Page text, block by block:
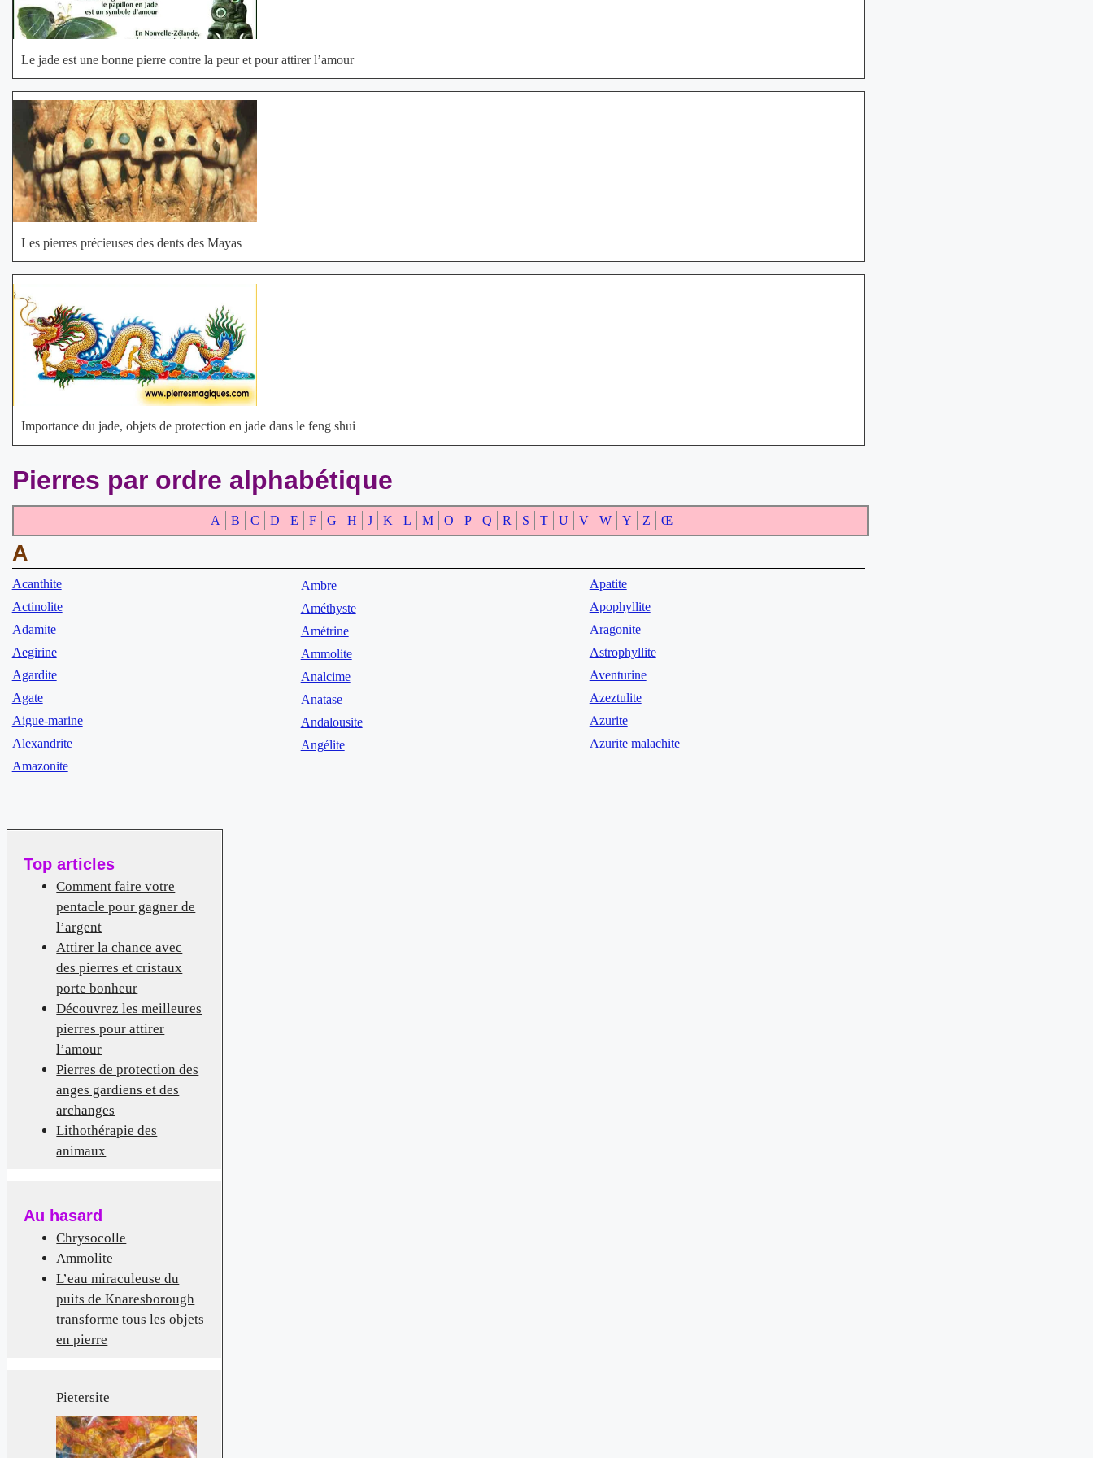
Le jade est une bonne pierre contre la peur et pour attirer l’amour
Les pierres précieuses des dents des Mayas
Importance du jade, objets de protection en jade dans le feng shui
Pierres par ordre alphabétique
A B C D E F G H J K L M O P Q R S T U V W Y Z Œ
A
Acanthite
Actinolite
Adamite
Aegirine
Agardite
Agate
Aigue-marine
Alexandrite
Amazonite
Ambre
Améthyste
Amétrine
Ammolite
Analcime
Anatase
Andalousite
Angélite
Apatite
Apophyllite
Aragonite
Astrophyllite
Aventurine
Azeztulite
Azurite
Azurite malachite
Top articles
Comment faire votre
pentacle pour gagner de
l’argent
Attirer la chance avec
des pierres et cristaux
porte bonheur
Découvrez les meilleures
pierres pour attirer
l’amour
Pierres de protection des
anges gardiens et des
archanges
Lithothérapie des
animaux
Au hasard
Chrysocolle
Ammolite
L’eau miraculeuse du
puits de Knaresborough
transforme tous les objets
en pierre
Pietersite